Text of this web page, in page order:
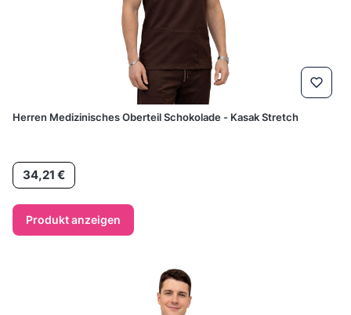
Herren Medizinisches Oberteil Schokolade - Kasak Stretch
Preis
34,21 €
Produkt anzeigen